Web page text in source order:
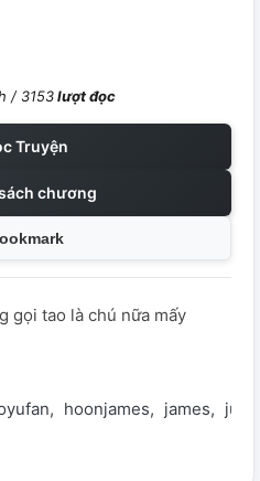
/3153lượt đọc
Truyện
chương
gọi tao là chú nữa mấy
hoonjames james